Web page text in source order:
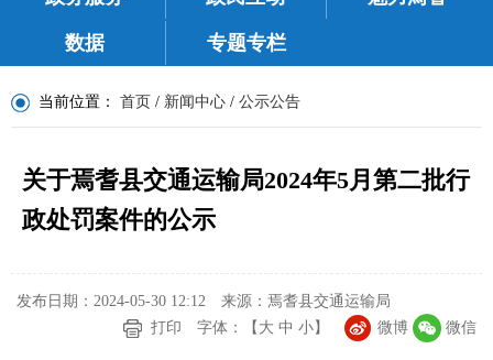
数据 专题专栏
当前位置： 首页 / 新闻中心 / 公示公告
关于焉耆县交通运输局2024年5月第二批行
政处罚案件的公示
发布日期：2024-05-30 12:12
来源：焉耆县交通运输局
打印
字体：【 大 中 小】 微博 微信